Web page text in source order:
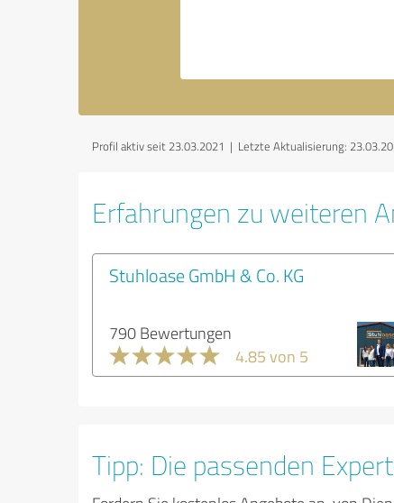
Profil aktiv seit 23.03.2021 | Letzte Aktualisierung:
Erfahrungen zu weiteren
Stuhloase GmbH & Co. KG
790 Bewertungen
4.85 von 5
Tipp: Die passenden